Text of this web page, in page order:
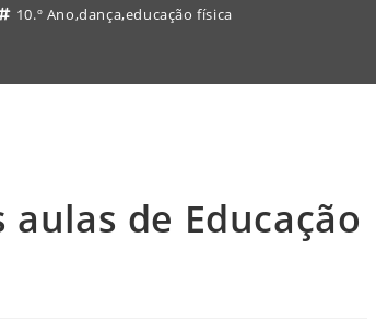
10.º Ano,dança,educação física
de Educação